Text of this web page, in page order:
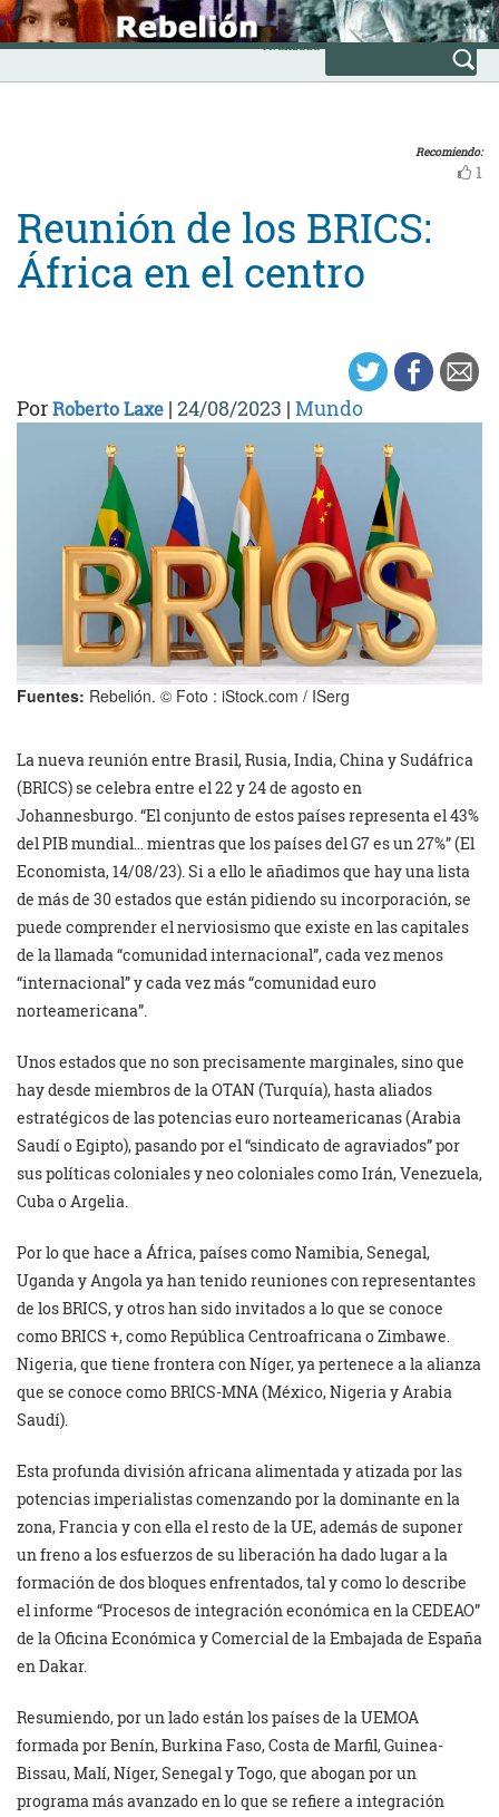
Skip
to
content
INICIO
Avanzada
Recomiendo:
1
Reunión de los BRICS:
África en el centro
PorRoberto Laxe | 24/08/2023 | Mundo
Fuentes: Rebelión. © Foto : iStock.com / ISerg
La nueva reunión entre Brasil, Rusia, India, China y Sudáfrica
(BRICS) se celebra entre el 22 y 24 de agosto en
Johannesburgo. “El conjunto de estos países representa el 43%
del PIB mundial… mientras que los países del G7 es un 27%” (El
Economista, 14/08/23). Si a ello le añadimos que hay una lista
de más de 30 estados que están pidiendo su incorporación, se
puede comprender el nerviosismo que existe en las capitales
de la llamada “comunidad internacional”, cada vez menos
“internacional” y cada vez más “comunidad euro
norteamericana”.
Unos estados que no son precisamente marginales, sino que
hay desde miembros de la OTAN (Turquía), hasta aliados
estratégicos de las potencias euro norteamericanas (Arabia
Saudí o Egipto), pasando por el “sindicato de agraviados” por
sus políticas coloniales y neo coloniales como Irán, Venezuela,
Cuba o Argelia.
Por lo que hace a África, países como Namibia, Senegal,
Uganda y Angola ya han tenido reuniones con representantes
de los BRICS, y otros han sido invitados a lo que se conoce
como BRICS +, como República Centroafricana o Zimbawe.
Nigeria, que tiene frontera con Níger, ya pertenece a la alianza
que se conoce como BRICS-MNA (México, Nigeria y Arabia
Saudí).
Esta profunda división africana alimentada y atizada por las
potencias imperialistas comenzando por la dominante en la
zona, Francia y con ella el resto de la UE, además de suponer
un freno a los esfuerzos de su liberación ha dado lugar a la
formación de dos bloques enfrentados, tal y como lo describe
el informe “Procesos de integración económica en la CEDEAO”
de la Oficina Económica y Comercial de la Embajada de España
en Dakar.
Resumiendo, por un lado están los países de la UEMOA
formada por Benín, Burkina Faso, Costa de Marfil, Guinea-
Bissau, Malí, Níger, Senegal y Togo, que abogan por un
programa más avanzado en lo que se refiere a integración